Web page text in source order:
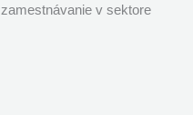
v sektore